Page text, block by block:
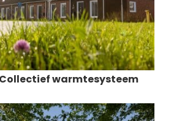
warmtesysteem